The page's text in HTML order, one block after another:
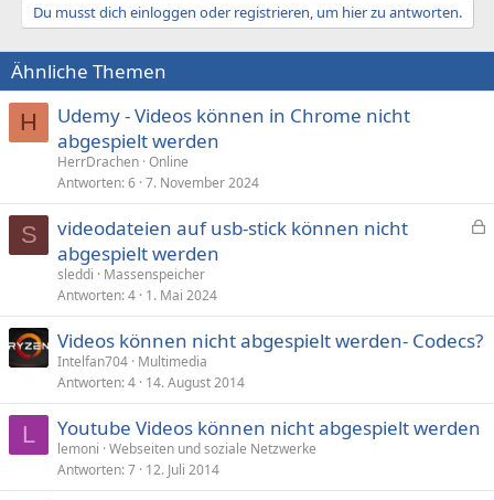
Du musst dich einloggen oder registrieren, um hier zu antworten.
Ähnliche Themen
H
Udemy - Videos können in Chrome nicht
abgespielt werden
HerrDrachen Online
Antworten 6 7. November 2024
S
e
videodateien auf usb-stick können nicht
abgespielt werden
sleddi
Massenspeicher
Antworten 4 1. Mai 2024
Videos können nicht abgespielt werden- Codecs?
Intelfan704 Multimedia
Antworten 4 14. August 2014
L Youtube Videos können nicht abgespielt werden
lemoni Webseiten und soziale Netzwerke
Antworten 7 12. Juli 2014